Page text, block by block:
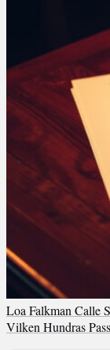
Loa Falkman Calle
Vilken Hundras